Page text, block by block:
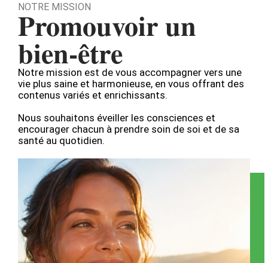
NOTRE MISSION
Promouvoir un
bien-être
Notre mission est de vous accompagner vers une
vie plus saine et harmonieuse, en vous offrant des
contenus variés et enrichissants.
Nous souhaitons éveiller les consciences et
encourager chacun à prendre soin de soi et de sa
santé au quotidien.